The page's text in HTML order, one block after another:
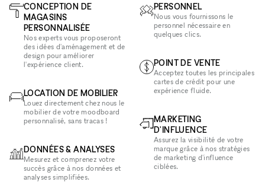
CONCEPTION DE
MAGASINS
PERSONNALISÉE
Nos experts vous proposeront
des idées d'aménagement et de
design pour améliorer
l'expérience client.
LOCATION DE MOBILIER
Louez directement chez nous le
mobilier de votre moodboard
personnalisé, sans tracas !
DONNÉES & ANALYSES
Mesurez et comprenez votre
succès grâce à nos données et
analyses simplifiées.
PERSONNEL
Nous vous fournissons le
personnel nécessaire en
quelques clics.
POINT DE VENTE
Acceptez toutes les principales
cartes de crédit pour une
expérience fluide.
MARKETING
D'INFLUENCE
Assurez la visibilité de votre
marque grâce à nos stratégies
de marketing d'influence
ciblées.